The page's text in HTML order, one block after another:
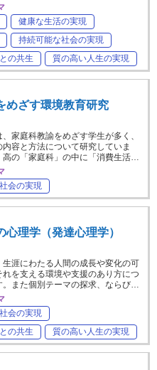
健康な生活の実現
持続可能な社会の実現
の共生
質の高い人生の実現
めざす環境教育研究
家庭科教諭をめざす学生が多く、
容と方法について研究していま
高の「家庭科」の中に「消費生活…
会の実現
理学（発達心理学）
生涯にわたる人間の成長や変化の可
れを支える環境や支援のあり方につ
。また個別テーマの探求、ならび…
会の実現
の共生
質の高い人生の実現